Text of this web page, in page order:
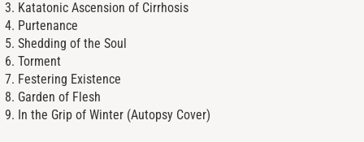
3. Katatonic Ascension of Cirrhosis
4. Purtenance
5. Shedding of the Soul
6. Torment
7. Festering Existence
8. Garden of Flesh
9. In the Grip of Winter (Autopsy Cover)